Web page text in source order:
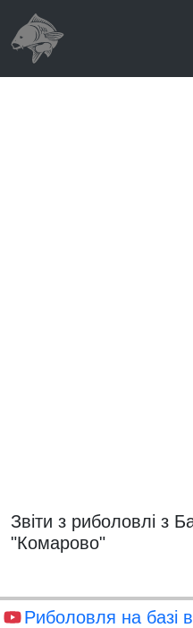
Звіти з риболовлі з
"Комарово"
Риболовля на базі